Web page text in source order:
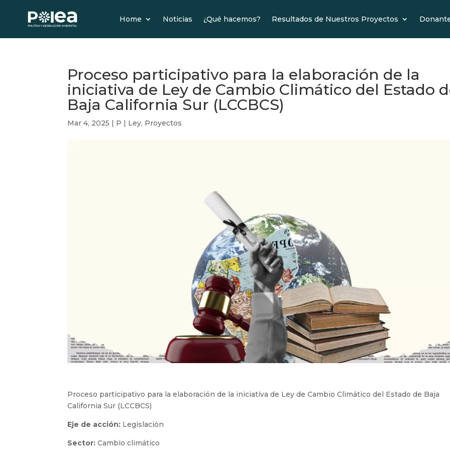
Home Noticias ¿Qué hacemos? Resultados de Nuestros Proyectos
Proceso participativo para la elaboración de la
iniciativa de Ley de Cambio Climático del Estado
Baja California Sur (LCCBCS)
Mar 4, 2025 | P | Ley, Proyectos
Proceso participativo para la elaboración de la iniciativa de Ley de Cambio Climático del Estado de Baja
California Sur (LCCBCS)
Eje de acción: Legislación
Sector:Cambio climático